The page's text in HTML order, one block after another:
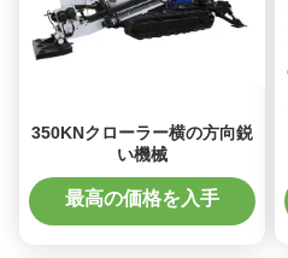
350KNクローラー横の方向鋭
い機械
最高の価格を入手